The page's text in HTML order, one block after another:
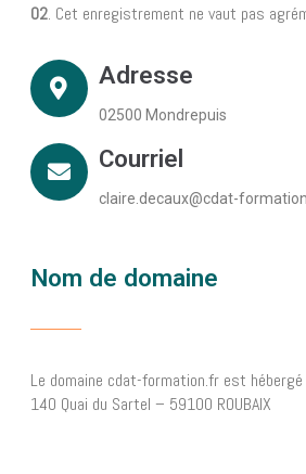
02. Cet enregistrement ne vaut pas
Adresse
02500 Mondrepuis
Courriel
claire.decaux@cdat-
Nom de domaine
Le domaine cdat-formation.fr est
140 Quai du Sartel – 59100 ROUBAIX